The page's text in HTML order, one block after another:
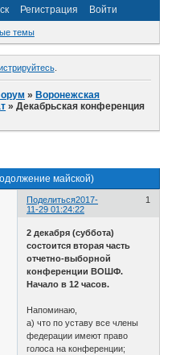
Регистрация Войти
темы
.
»Воронежская
»Декабрьская конференция
майской)
Поделиться 1
2017-
11-29 01:24:22
2 декабря (суббота)
состоится вторая часть
отчетно-выборной
конференции ВОШФ.
Начало в 12 часов.
Напоминаю,
а) что по уставу все члены
федерации имеют право
голоса на конференции;